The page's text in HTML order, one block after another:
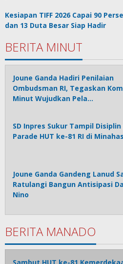
Kesiapan TIFF 2026 Capai 90
dan 13 Duta Besar Siap Hadir
BERITA MINUT
Joune Ganda Hadiri Penilaian
Ombudsman RI, Tegaskan
Minut Wujudkan Pela…
SD Inpres Sukur Tampil Disiplin
Parade HUT ke-81 RI di
Joune Ganda Gandeng Lanud
Ratulangi Bangun Antisipasi
Nino
BERITA MANADO